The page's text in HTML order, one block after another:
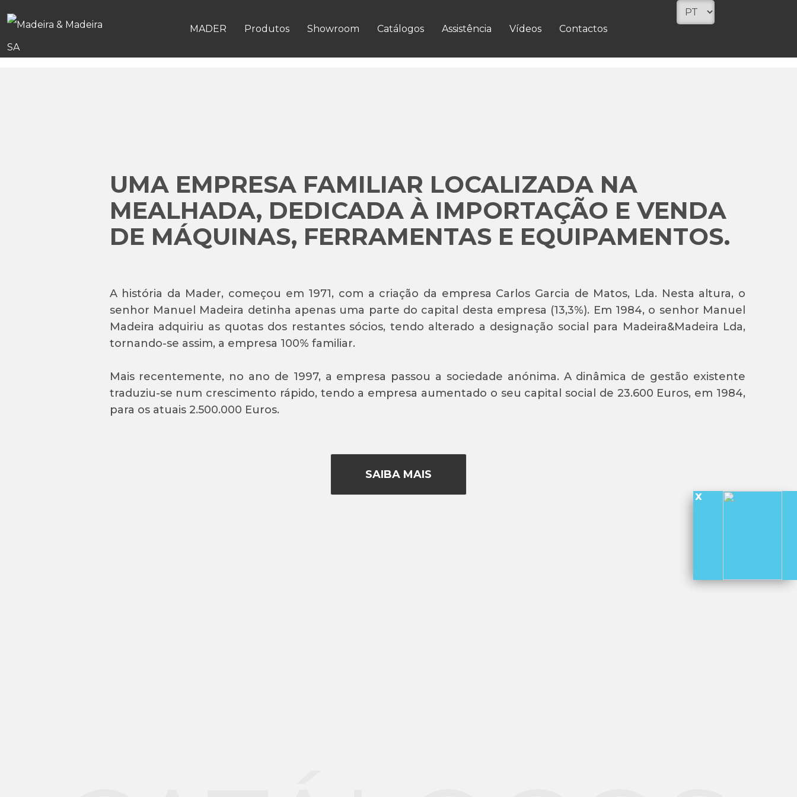
MADER Produtos Showroom Catálogos Assistência Vídeos Contactos
VER MAIS
UMA EMPRESA FAMILIAR LOCALIZADA NA
MEALHADA, DEDICADA À IMPORTAÇÃO E VENDA
DE MÁQUINAS, FERRAMENTAS E EQUIPAMENTOS.
A história da Mader, começou em 1971, com a criação da empresa Carlos Garcia de Matos, Lda. Nesta altura, o
senhor Manuel Madeira detinha apenas uma parte do capital desta empresa (13,3%). Em 1984, o senhor Manuel
Madeira adquiriu as quotas dos restantes sócios, tendo alterado a designação social para Madeira&Madeira Lda,
tornando-se assim, a empresa 100% familiar.
Mais recentemente, no ano de 1997, a empresa passou a sociedade anónima. A dinâmica de gestão existente
traduziu-se num crescimento rápido, tendo a empresa aumentado o seu capital social de 23.600 Euros, em 1984,
para os atuais 2.500.000 Euros.
SAIBA MAIS
x